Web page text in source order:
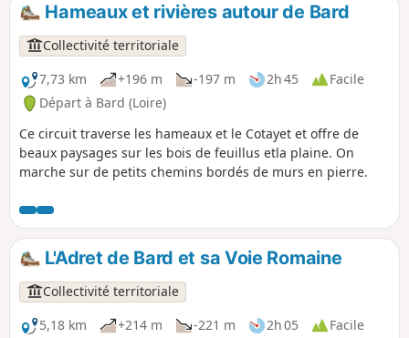
Hameaux et rivières autour de Bard
Collectivité territoriale
7,73 km
+196 m -197 m 2h 45
Facile
Départ à Bard (Loire)
Ce circuit traverse les hameaux et le Cotayet et offre de
beaux paysages sur les bois de feuillus etla plaine. On
marche sur de petits chemins bordés de murs en pierre.
L'Adret de Bard et sa Voie Romaine
Collectivité territoriale
5,18 km
+214 m -221 m 2h 05
Facile